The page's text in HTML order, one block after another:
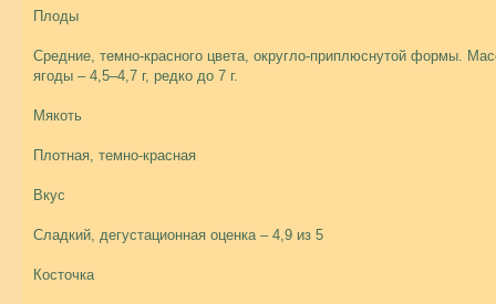
Плоды
Средние, темно-красного цвета, округло-приплюснутой формы.
ягоды – 4,5–4,7 г, редко до 7 г.
Мякоть
Плотная, темно-красная
Вкус
Сладкий, дегустационная оценка – 4,9 из 5
Косточка